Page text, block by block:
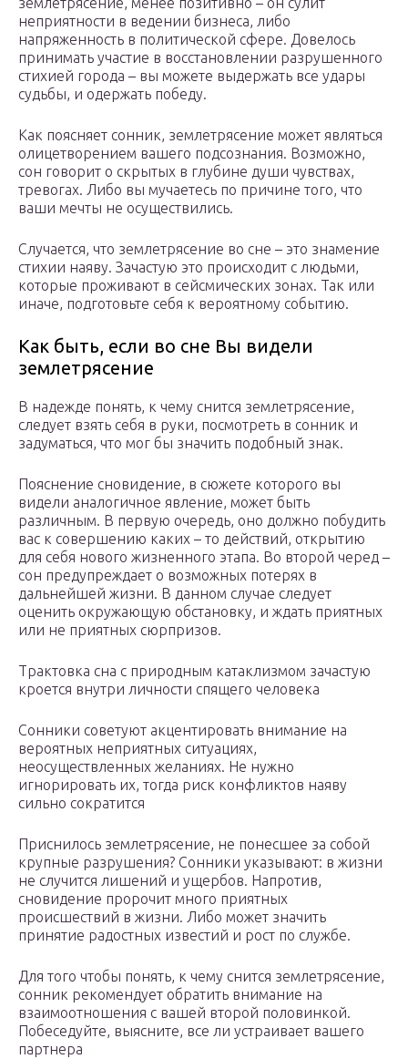
неприятности в ведении бизнеса, либо
напряженность в политической сфере. Довелось
принимать участие в восстановлении разрушенного
стихией города – вы можете выдержать все удары
судьбы, и одержать победу.
Как поясняет сонник, землетрясение может являться
олицетворением вашего подсознания. Возможно,
сон говорит о скрытых в глубине души чувствах,
тревогах. Либо вы мучаетесь по причине того, что
ваши мечты не осуществились.
Случается, что землетрясение во сне – это знамение
стихии наяву. Зачастую это происходит с людьми,
которые проживают в сейсмических зонах. Так или
иначе, подготовьте себя к вероятному событию.
Как быть, если во сне Вы видели
землетрясение
В надежде понять, к чему снится землетрясение,
следует взять себя в руки, посмотреть в сонник и
задуматься, что мог бы значить подобный знак.
Пояснение сновидение, в сюжете которого вы
видели аналогичное явление, может быть
различным. В первую очередь, оно должно побудить
вас к совершению каких – то действий, открытию
для себя нового жизненного этапа. Во второй черед –
сон предупреждает о возможных потерях в
дальнейшей жизни. В данном случае следует
оценить окружающую обстановку, и ждать приятных
или не приятных сюрпризов.
Трактовка сна с природным катаклизмом зачастую
кроется внутри личности спящего человека
Сонники советуют акцентировать внимание на
вероятных неприятных ситуациях,
неосуществленных желаниях. Не нужно
игнорировать их, тогда риск конфликтов наяву
сильно сократится
Приснилось землетрясение, не понесшее за собой
крупные разрушения? Сонники указывают: в жизни
не случится лишений и ущербов. Напротив,
сновидение пророчит много приятных
происшествий в жизни. Либо может значить
принятие радостных известий и рост по службе.
Для того чтобы понять, к чему снится землетрясение,
сонник рекомендует обратить внимание на
взаимоотношения с вашей второй половинкой.
Побеседуйте, выясните, все ли устраивает вашего
партнера